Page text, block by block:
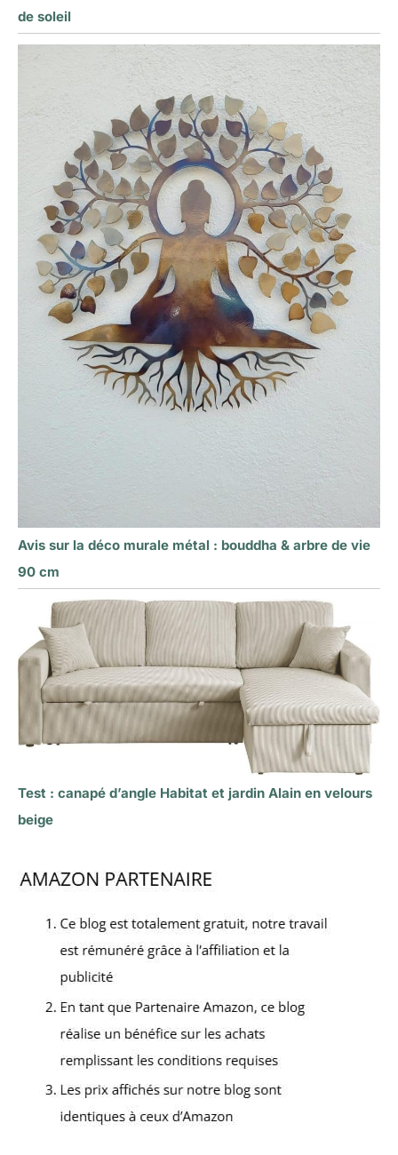
de soleil
Avis sur la déco murale métal : bouddha & arbre de vie
90 cm
Test : canapé d’angle Habitat et jardin Alain en velours
beige